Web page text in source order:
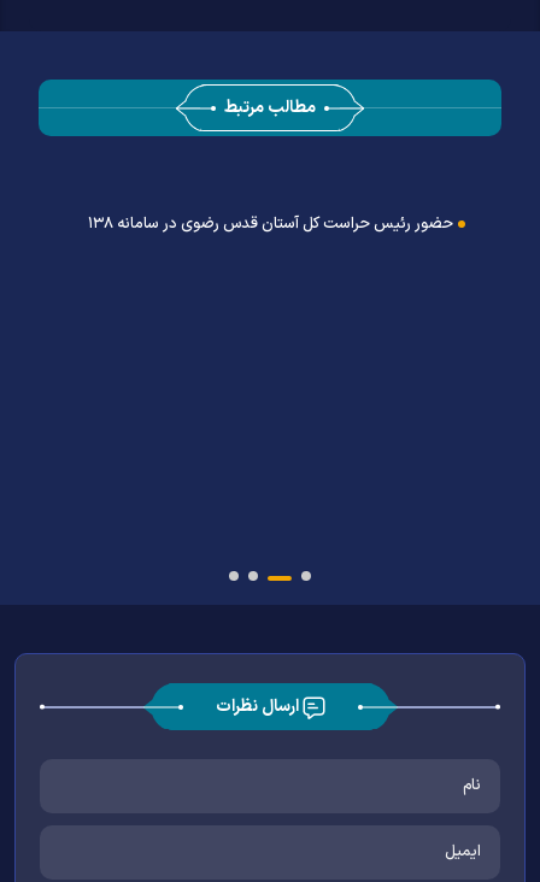
مطالب مرتبط
حضور رئیس حراست کل آستان قدس رضوی در سامانه ۱۳۸
ارسال نظرات